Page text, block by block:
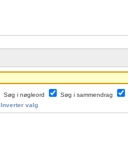
Søg i nøgleord Søg i sammendrag
Inverter valg